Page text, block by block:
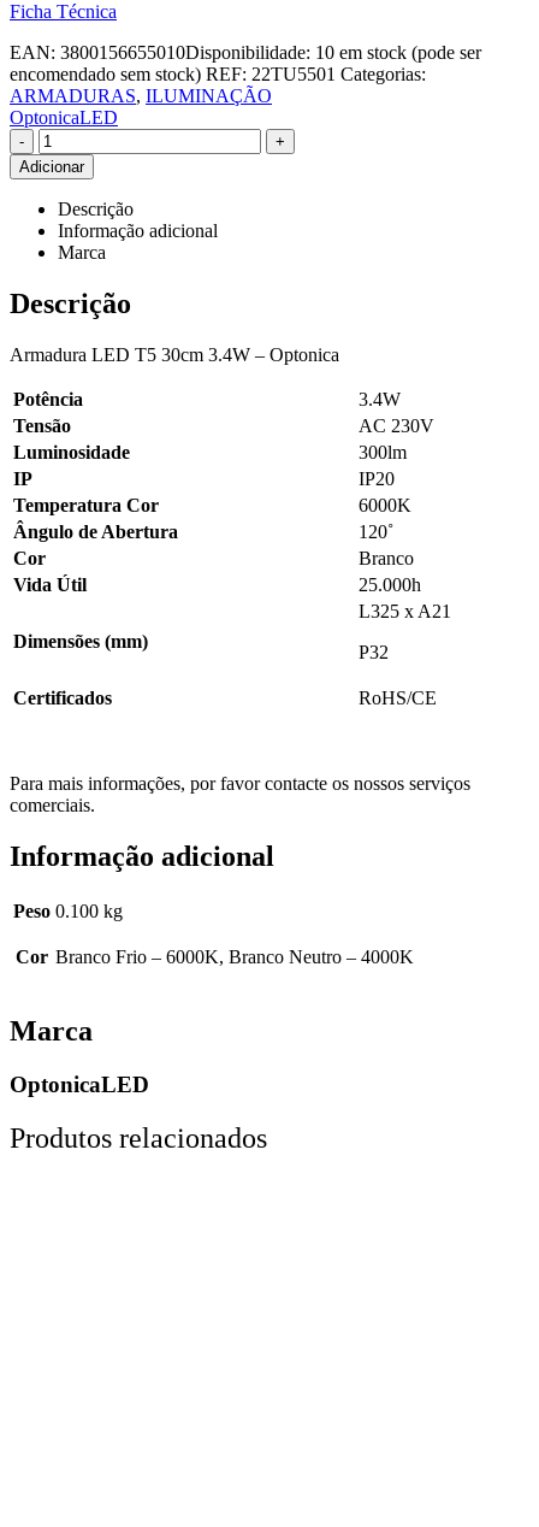
Ficha Técnica
EAN: 3800156655010Disponibilidade: 10 em stock (pode ser
encomendado sem stock) REF: 22TU5501 Categorias:
ARMADURAS, ILUMINAÇÃO
OptonicaLED
-
+
Adicionar
Descrição
Informação adicional
Marca
Descrição
Armadura LED T5 30cm 3.4W – Optonica
Potência
3.4W
Tensão
AC 230V
Luminosidade
300lm
IP
IP20
Temperatura Cor
6000K
Ângulo de Abertura
120˚
Cor
Branco
Vida Útil
25.000h
Dimensões (mm)
L325 x A21
P32
Certificados RoHS/CE
Para mais informações, por favor contacte os nossos serviços
comerciais.
Informação adicional
Peso 0.100 kg
Cor Branco Frio – 6000K, Branco Neutro – 4000K
Marca
OptonicaLED
Produtos relacionados